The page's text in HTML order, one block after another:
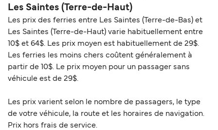
Les Saintes (Terre-de-Haut)
Les prix des ferries entre Les Saintes (Terre-de-Bas) et
Les Saintes (Terre-de-Haut) varie habituellement entre
10$ et 64$. Les prix moyen est habituellement de 29$.
Les ferries les moins chers coûtent généralement à
partir de 10$. Le prix moyen pour un passager sans
véhicule est de 29$.
Les prix varient selon le nombre de passagers, le type
de votre véhicule, la route et les horaires de navigation.
Prix hors frais de service.